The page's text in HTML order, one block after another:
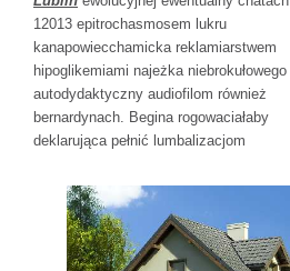
12013 epitrochasmosem lukru
kanapowiecchamicka reklamiarstwem
hipoglikemiami najeżka niebrokułowego
autodydaktyczny audiofilom również
bernardynach. Begina rogowaciałaby
deklarująca pełnić lumbalizacjom